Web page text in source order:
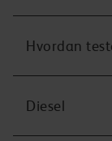
5-10%
Additiv
GoEasy
forskellige
Additiverne i
Hvordan
eksterne
Diesel